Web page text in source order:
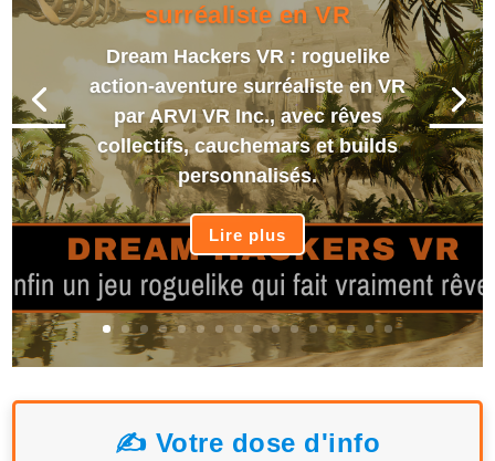
surréaliste en VR
Dream Hackers VR : roguelike
action-aventure surréaliste en VR
par ARVI VR Inc., avec rêves
collectifs, cauchemars et builds
personnalisés.
Lire plus
✍️ Votre dose d'info